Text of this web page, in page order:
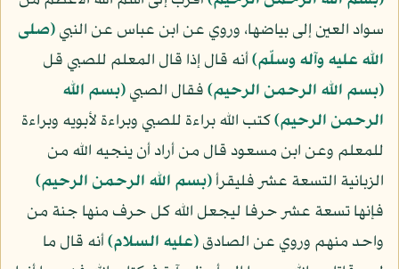
سواد العين إلى بياضها، وروي عن ابن عباس عن النبي(صلى
الله عليه وآله وسلّم)أنه قال إذا قال المعلم للصبي قل
﴿بسم الله الرحمن الرحيم﴾فقال الصبي﴿بسم الله
الرحمن الرحيم﴾كتب الله براءة للصبي وبراءة لأبويه وبراءة
للمعلم وعن ابن مسعود قال من أراد أن ينجيه الله من
الزبانية التسعة عشر فليقرأ﴿بسم الله الرحمن الرحيم﴾
فإنها تسعة عشر حرفا ليجعل الله كل حرف منها جنة من
واحد منهم وروي عن الصادق(عليه السلام)أنه قال ما